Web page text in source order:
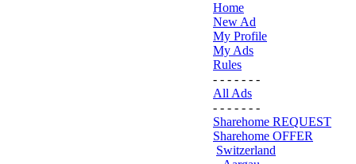
Home
New Ad
My Profile
My Ads
Rules
- - - - - - -
All Ads
- - - - - - -
Sharehome REQUEST
Sharehome OFFER
Switzerland